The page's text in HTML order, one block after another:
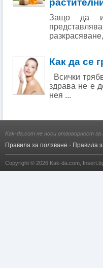
Защо да
Как да се
Всички
здрава не е
нея ...
Kak-da.com не носи отговорност
Правила за ползване · Правила
Copyright © 2026 Kak-da.com